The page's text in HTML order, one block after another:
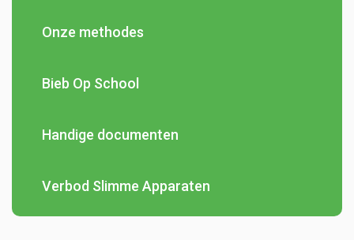
Kalender
Aanmelden
Onze methodes
Bieb Op School
Handige documenten
Verbod Slimme Apparaten